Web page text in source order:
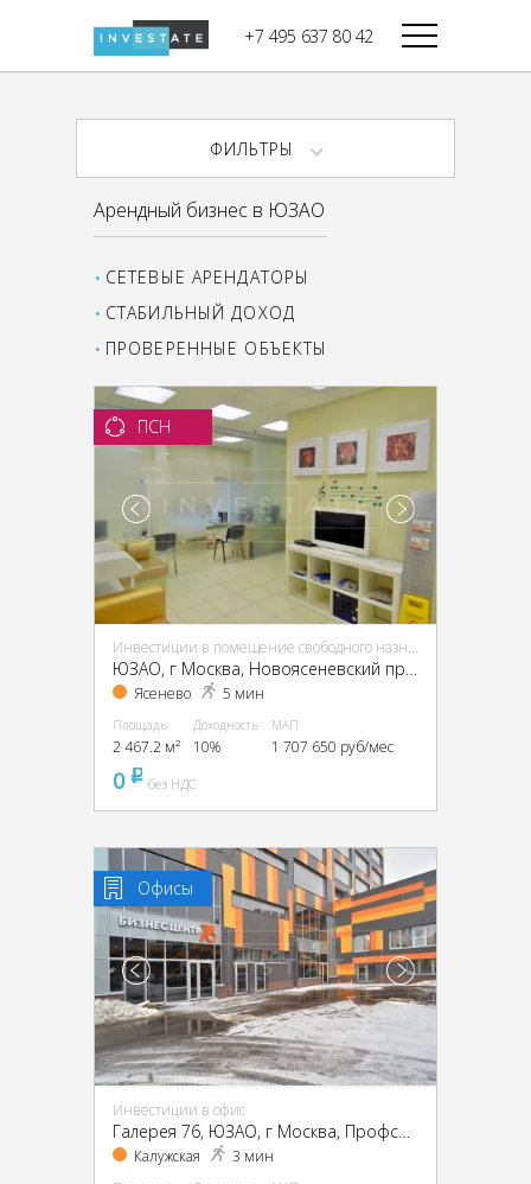
+7 495 637 80 42
Дикси
В башне
Запад
Башня Федерация-I
Восток
Город Столиц,
Северный блок
Город Столиц,
Южный блок
ФИЛЬТРЫ
Арендный бизнес в ЮЗАО
СЕТЕВЫЕ АРЕНДАТОРЫ
СТАБИЛЬНЫЙ ДОХОД
ПРОВЕРЕННЫЕ ОБЪЕКТЫ
ПСН
Инвестиции в помещение свободного назначения (ПСН)
ЮЗАО, г Москва, Новоясеневский пр-т, 13, кор. 2
Ясенево 5 мин
Площадь
2 467.2 м²
Доходность
10%
МАП
1 707 650 руб/мес
0 pуббез НДС
Офисы
Инвестиции в офис
Калужская 3 мин